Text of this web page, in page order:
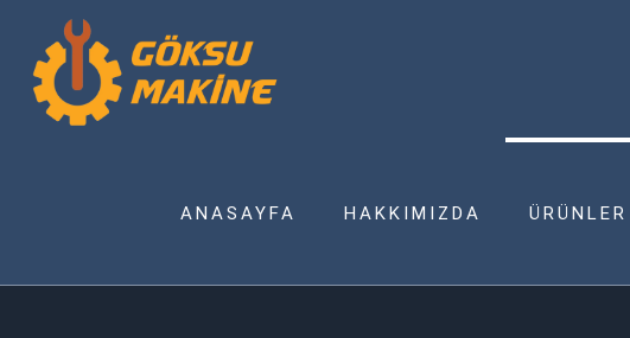
ANASAYFA HAKKIMIZDA ÜRÜNLER